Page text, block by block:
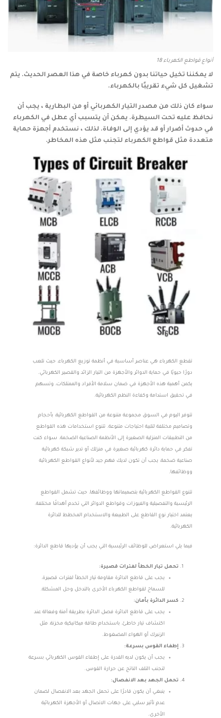
أنواع قواطع الكهرباء 18
لا يمكننا تخيل حياتنا بدون كهرباء خاصة في هذا العصر الحديث. يتم
تشغيل كل شيء تقريبًا بالكهرباء.
سواء كان ذلك من مصدر التيار الكهربائي أو من البطارية ، يجب أن
نحافظ عليه تحت السيطرة. يمكن أن يتسبب أي عطل في الكهرباء
في حدوث أضرار أو قد يؤدي إلى الوفاة. لذلك ، نستخدم أجهزة حماية
متعددة مثل قواطع الكهرباء لتجنب مثل هذه المخاطر.
تقطع الكهرباء هي عناصر أساسية في أنظمة توزيع الكهرباء، حيث تلعب
دورًا حيويًا في حماية الدوائر والأجهزة من التيار الزائد والقصير الكهربائي.
يكمن أهمية هذه الأجهزة في ضمان سلامة الأفراد والممتلكات، وتسهم
في تحقيق استدامة وكفاءة النظم الكهربائية.
تتوفر اليوم في السوق مجموعة متنوعة من القواطع الكهربائية، بأحجام
وتصاميم مختلفة لتلبية احتياجات متنوعة. تتنوع استخدامات هذه القواطع
من التطبيقات المنزلية الصغيرة إلى الأنظمة الصناعية الضخمة. سواء كنت
تفكر في حماية دائرة كهربائية صغيرة في منزلك أو تدير شبكة كهربائية
صناعية ضخمة، يجب أن تكون لديك فهم جيد لأنواع القواطع الكهربائية
ووظائفها.
تتنوع القواطع الكهربائية بتصميماتها ووظائفها، حيث تشمل القواطع
الرئيسية والتفصيلية والفيوزات وقواطع الدوائر التي تخدم أهدافًا مختلفة.
يعتمد اختيار نوع القاطع على الطبيعة والاستخدام المخطط للدائرة
الكهربائية.
فيما يلي استعراض للوظائف الرئيسية التي يجب أن يؤديها قاطع الدائرة:
تحمل تيار الخطأ لفترات قصيرة:
يجب على قاطع الدائرة مقاومة تيار الخطأ لفترات قصيرة،
للسماح لقواطع الكهرباء الأخرى بالتدخل وحل المشكلة.
كسر الدائرة بأمان:
يجب على قاطع الدائرة فصل الدائرة بطريقة آمنة وفعالة عند
اكتشاف تيار خاطئ، باستخدام طاقة ميكانيكية مخزنة، مثل
الزنبرك أو الهواء المضغوط.
إطفاء القوس بسرعة:
يجب أن يكون لديه القدرة على إطفاء القوس الكهربائي بسرعة
لتجنب التلف الناتج عن حرارة القوس.
تحمل الجهد بعد الانفصال:
ينبغي أن يكون قادرًا على تحمل الجهد بعد الانفصال لضمان
عدم تأثير سلبي على جهات الاتصال أو الأجهزة الكهربائية
الأخرى.